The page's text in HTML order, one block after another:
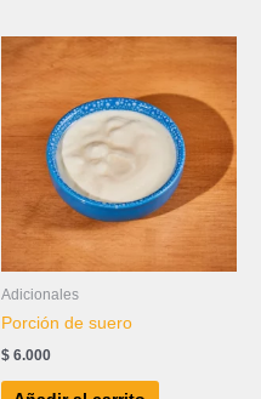
Adicionales
Porción de suero
$ 6.000